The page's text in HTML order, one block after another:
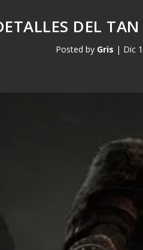
DEL
Posted by Gris | Dic